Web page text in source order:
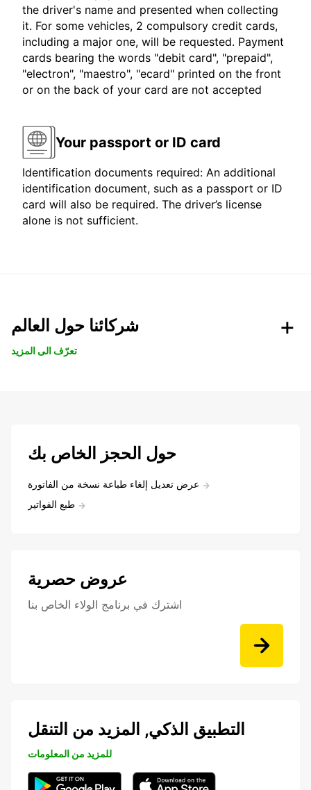
the driver's name and presented when collecting
it. For some vehicles, 2 compulsory credit cards,
including a major one, will be requested. Payment
cards bearing the words "debit card", "prepaid",
"electron", "maestro", "ecard" printed on the front
or on the back of your card are not accepted
Your passport or ID card
Identification documents required: An additional
identification document, such as a passport or ID
card will also be required. The driver’s license
alone is not sufficient.
شركائنا حول العالم
تعرّف الى المزيد
حول الحجز الخاص بك
عرض تعديل إلغاء طباعة نسخة من الفاتورة
طبع الفواتير
عروض حصرية
اشترك في برنامج الولاء الخاص بنا
التطبيق الذكي, المزيد من التنقل
للمزيد من المعلومات